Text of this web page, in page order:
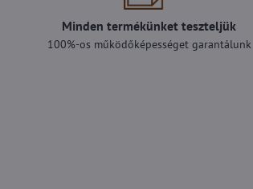
Minden termékünket teszteljük
100%-os működőképességet garantálunk